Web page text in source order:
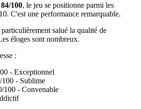
100, le jeu se positionne parmi les
C'est une performance remarquable.
salué la qualité de
éloges sont nombreux.
:
- Exceptionnel
100 - Sublime
100 - Convenable